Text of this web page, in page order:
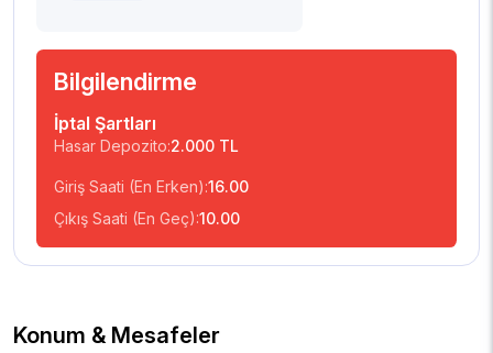
Bilgilendirme
İptal Şartları
Hasar Depozito:2.000 TL
Giriş Saati (En Erken):16.00
Çıkış Saati (En Geç):10.00
Konum & Mesafeler